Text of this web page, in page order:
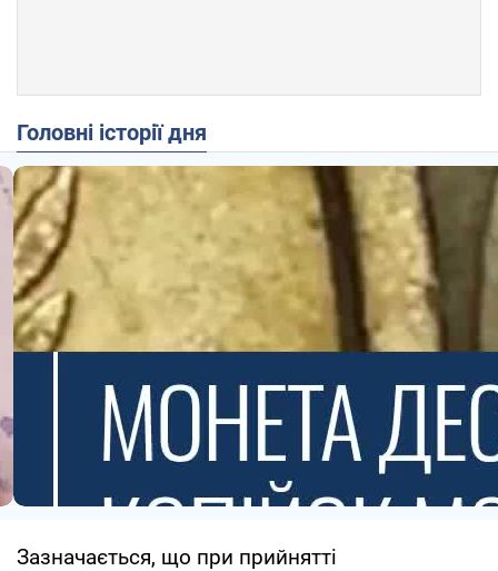
Головні історії дня
Зазначається, що при прийнятті